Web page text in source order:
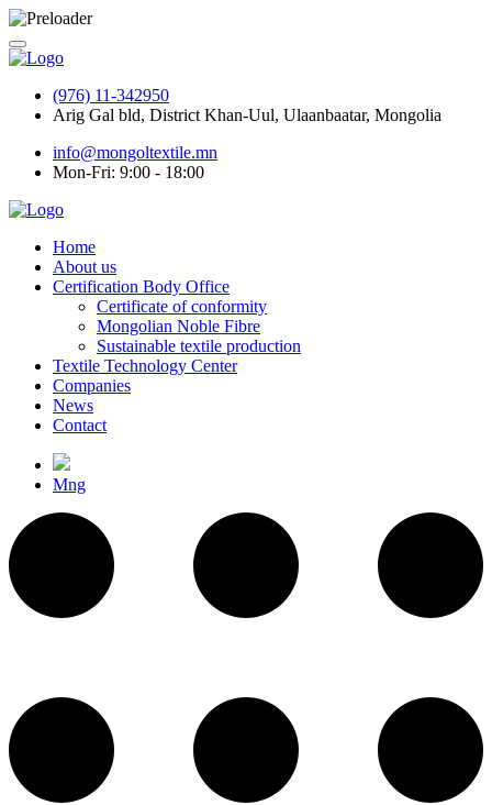
(976) 11-342950
Arig Gal bld, District Khan-Uul, Ulaanbaatar, Mongolia
info@mongoltextile.mn
Mon-Fri: 9:00 - 18:00
Home
About us
Certification Body Office
Certificate of conformity
Mongolian Noble Fibre
Sustainable textile production
Textile Technology Center
Companies
News
Contact
Mng